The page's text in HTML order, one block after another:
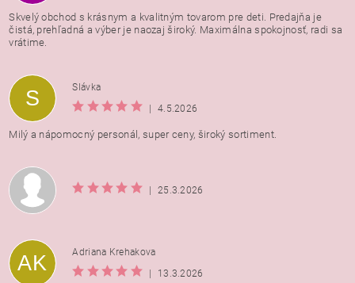
Vložením hodnotenie súhlasíte s
osobných údajov
Skvelý obchod s krásnym a kvalitným tovarom pre deti. Predajňa je
čistá, prehľadná a výber je naozaj široký. Maximálna spokojnosť, radi sa
vrátime.
S
Slávka
|
4.5.2026
Milý a nápomocný personál, super ceny, široký sortiment.
| 25.3.2026
AK
Adriana Krehakova
|
13.3.2026